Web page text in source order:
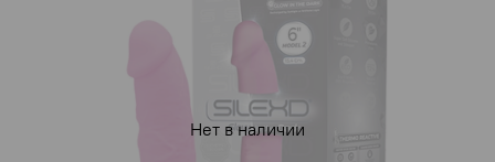
Нет в наличии